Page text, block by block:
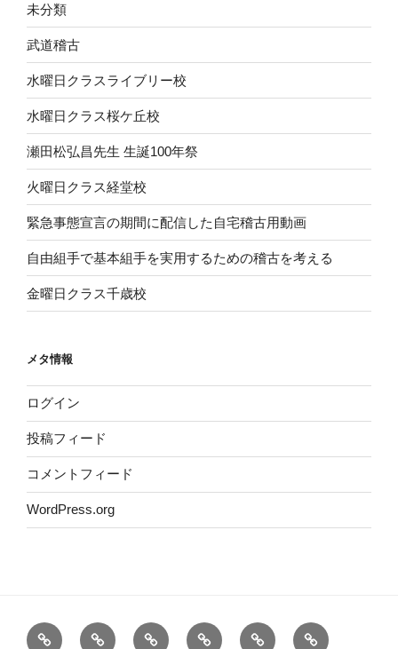
未分類
武道稽古
水曜日クラスライブリー校
水曜日クラス桜ケ丘校
瀬田松弘昌先生 生誕100年祭
火曜日クラス経堂校
緊急事態宣言の期間に配信した自宅稽古用動画
自由組手で基本組手を実用するための稽古を考える
金曜日クラス千歳校
メタ情報
ログイン
投稿フィード
コメントフィード
WordPress.org
ホ
概
代
2026
道
お